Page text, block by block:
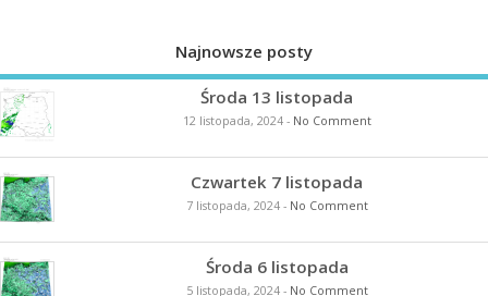
Najnowsze posty
Środa 13 listopada
12 listopada, 2024- No Comment
Czwartek 7 listopada
7 listopada, 2024- No Comment
Środa 6 listopada
5 listopada, 2024- No Comment